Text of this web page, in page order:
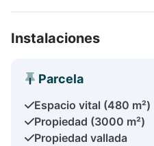
Instalaciones
Parcela
Espacio vital (480 m²)
Propiedad (3000 m²)
Propiedad vallada